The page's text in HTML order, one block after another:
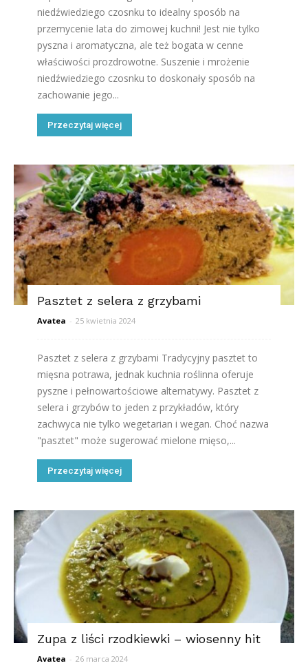
niedźwiedziego czosnku to idealny sposób na
przemycenie lata do zimowej kuchni! Jest nie tylko
pyszna i aromatyczna, ale też bogata w cenne
właściwości prozdrowotne. Suszenie i mrożenie
niedźwiedziego czosnku to doskonały sposób na
zachowanie jego...
Przeczytaj więcej
Pasztet z selera z grzybami
Avatea - 25 kwietnia 2024
Pasztet z selera z grzybami Tradycyjny pasztet to
mięsna potrawa, jednak kuchnia roślinna oferuje
pyszne i pełnowartościowe alternatywy. Pasztet z
selera i grzybów to jeden z przykładów, który
zachwyca nie tylko wegetarian i wegan. Choć nazwa
"pasztet" może sugerować mielone mięso,...
Przeczytaj więcej
Zupa z liści rzodkiewki – wiosenny hit
Avatea - 26 marca 2024